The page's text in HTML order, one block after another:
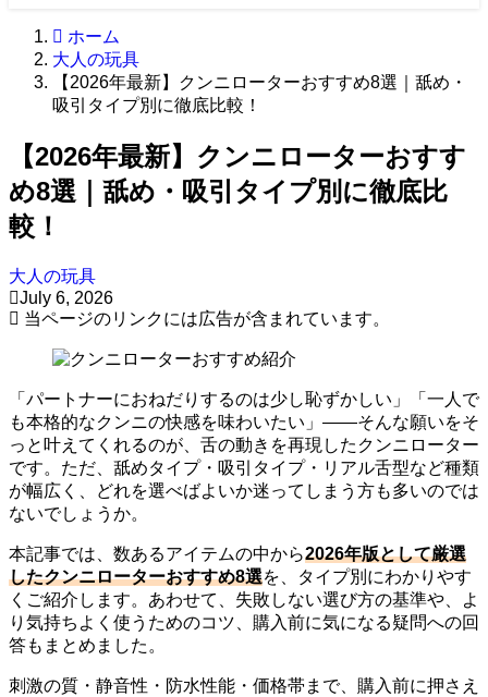
ホーム
大人の玩具
【2026年最新】クンニローターおすすめ8選｜舐め・
吸引タイプ別に徹底比較！
【2026年最新】クンニローターおすす
め8選｜舐め・吸引タイプ別に徹底比
較！
大人の玩具
July 6, 2026
当ページのリンクには広告が含まれています。
「パートナーにおねだりするのは少し恥ずかしい」「一人で
も本格的なクンニの快感を味わいたい」——そんな願いをそ
っと叶えてくれるのが、舌の動きを再現したクンニローター
です。ただ、舐めタイプ・吸引タイプ・リアル舌型など種類
が幅広く、どれを選べばよいか迷ってしまう方も多いのでは
ないでしょうか。
本記事では、数あるアイテムの中から2026年版として厳選
したクンニローターおすすめ8選を、タイプ別にわかりやす
くご紹介します。あわせて、失敗しない選び方の基準や、よ
り気持ちよく使うためのコツ、購入前に気になる疑問への回
答もまとめました。
刺激の質・静音性・防水性能・価格帯まで、購入前に押さえ